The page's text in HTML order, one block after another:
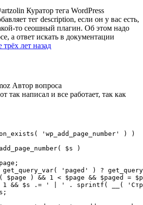
Куратор тега WordPress
тег description, если он у вас есть,
то сеошный плагин. Об этом надо
а ответ искать в документации
трёх лет назад
Автор вопроса
так написал и все работает, так как
'wp_add_page_number' ) )
$s )
get_query_var( 'paged' ) ?
$page ) && 1 < $page && $paged =
1 && $s .= ' | ' . sprintf( __(